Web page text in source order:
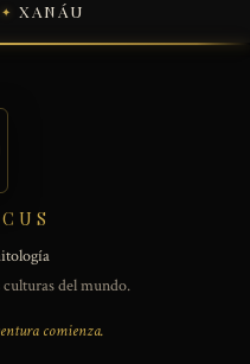
XANÁU
culturas del mundo.
comienza.